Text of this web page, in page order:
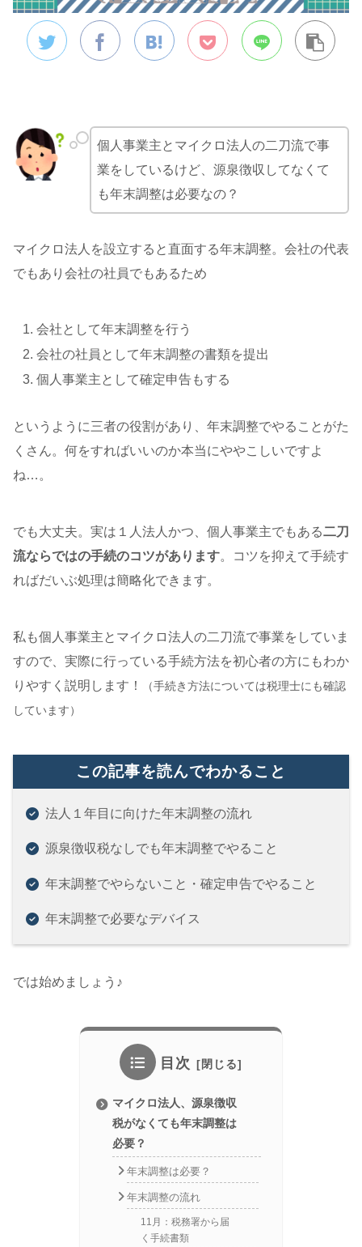
個人事業主とマイクロ法人の二刀流で事
業をしているけど、源泉徴収してなくて
も年末調整は必要なの？
マイクロ法人を設立すると直面する年末調整。会社の代表
でもあり会社の社員でもあるため
会社として年末調整を行う
会社の社員として年末調整の書類を提出
個人事業主として確定申告もする
というように三者の役割があり、年末調整でやることがた
くさん。何をすればいいのか本当にややこしいですよ
ね…。
でも大丈夫。実は１人法人かつ、個人事業主でもある二刀
流ならではの手続のコツがあります。コツを抑えて手続す
ればだいぶ処理は簡略化できます。
私も個人事業主とマイクロ法人の二刀流で事業をしていま
すので、実際に行っている手続方法を初心者の方にもわか
りやすく説明します！
（手続き方法については税理士にも確認
しています）
この記事を読んでわかること
法人１年目に向けた年末調整の流れ
源泉徴収税なしでも年末調整でやること
年末調整でやらないこと・確定申告でやること
年末調整で必要なデバイス
では始めましょう♪
目次
マイクロ法人、源泉徴収
税がなくても年末調整は
必要？
年末調整は必要？
年末調整の流れ
11月：税務署から届
く手続書類